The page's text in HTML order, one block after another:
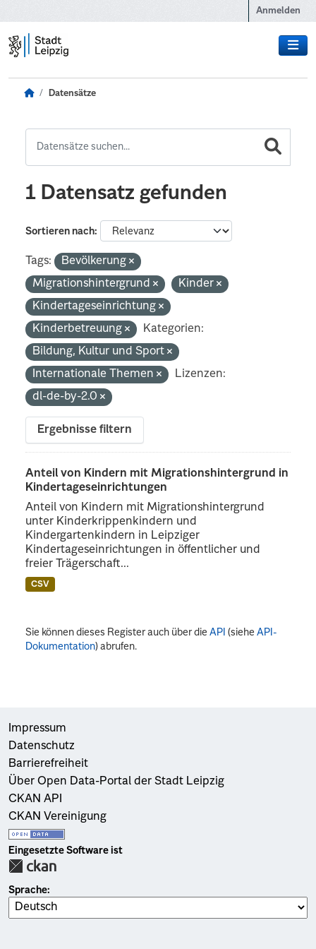
Anmelden
Datensätze
1 Datensatz gefunden
Sortieren nach
Tags:
Bevölkerung
Migrationshintergrund
Kinder
Kindertageseinrichtung
Kinderbetreuung
Kategorien:
Bildung, Kultur und Sport
Internationale Themen
Lizenzen:
dl-de-by-2.0
Ergebnisse filtern
Anteil von Kindern mit Migrationshintergrund in
Kindertageseinrichtungen
Anteil von Kindern mit Migrationshintergrund
unter Kinderkrippenkindern und
Kindergartenkindern in Leipziger
Kindertageseinrichtungen in öffentlicher und
freier Trägerschaft...
CSV
Sie können dieses Register auch über dieAPI (sieheAPI-
Dokumentation) abrufen.
Impressum
Datenschutz
Barrierefreiheit
Über Open Data-Portal der Stadt Leipzig
CKAN API
CKAN Vereinigung
Eingesetzte Software ist
Sprache